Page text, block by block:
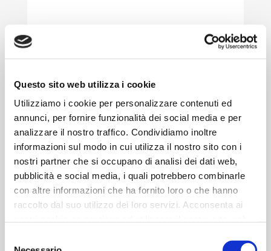
Questo sito web utilizza i cookie
Utilizziamo i cookie per personalizzare contenuti ed
annunci, per fornire funzionalità dei social media e per
analizzare il nostro traffico. Condividiamo inoltre
informazioni sul modo in cui utilizza il nostro sito con i
nostri partner che si occupano di analisi dei dati web,
pubblicità e social media, i quali potrebbero combinarle
con altre informazioni che ha fornito loro o che hanno
raccolto dal suo utilizzo dei loro servizi. Acconsenta ai
Victoria Libertas Basket Pesaro vs
Gemini Mestre
LEGGI TUTTO